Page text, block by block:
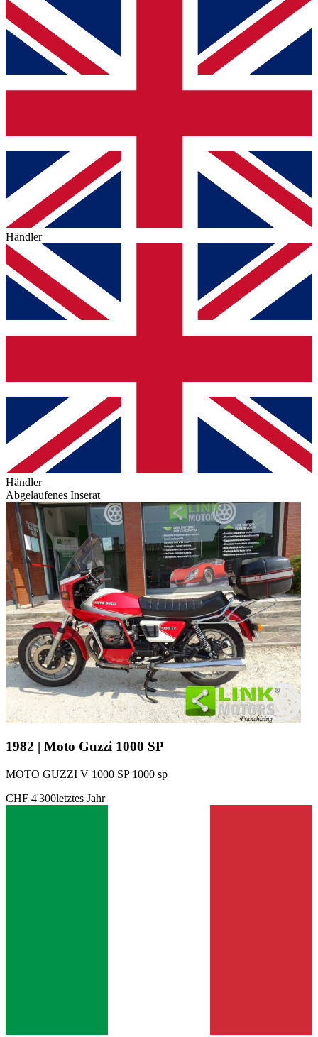
Händler
Händler
Abgelaufenes Inserat
1982 | Moto Guzzi 1000 SP
MOTO GUZZI V 1000 SP 1000 sp
CHF 4'300letztes Jahr